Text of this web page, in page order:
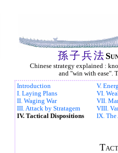
孫子兵法
Chinese strategy explained :
and "win with ease".
Introduction
I. Laying Plans
II. Waging War
III. Attack by Stratagem
IV. Tactical Dispositions
V.
VI.
VII.
VIII.
IX. The